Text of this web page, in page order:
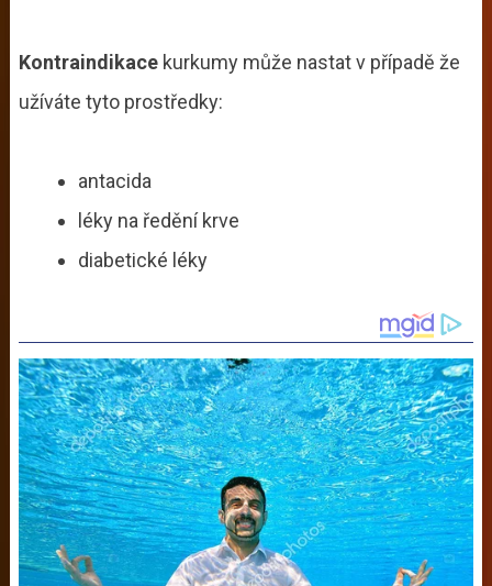
Kontraindikace kurkumy může nastat v případě že
užíváte tyto prostředky:
antacida
léky na ředění krve
diabetické léky